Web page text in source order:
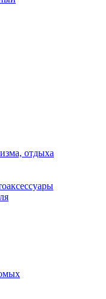
отдыха